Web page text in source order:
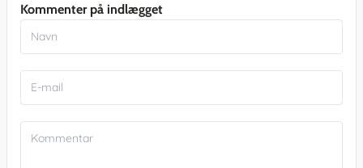
Kommenter på indlægget